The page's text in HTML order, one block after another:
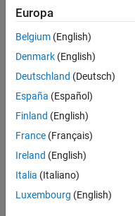
Funzioni
Creazione ed
Individuazione
Argomenti
Europa
Belgium (English)
Denmark (English)
Deutschland (Deutsch)
España (Español)
Finland (English)
France (Français)
Ireland (English)
Italia (Italiano)
Luxembourg (English)